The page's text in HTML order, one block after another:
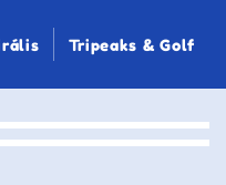
Tripeaks & Golf